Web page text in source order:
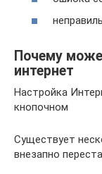
Почему
интернет
Настройка
кнопочном
Существует
внезапно